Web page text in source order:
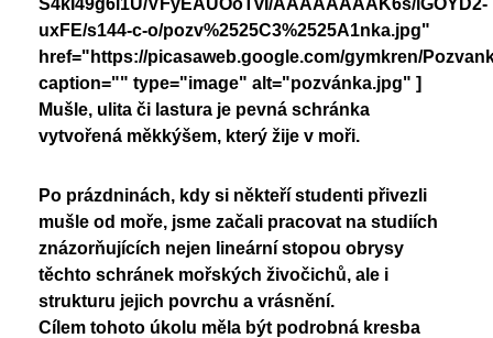
Studentský parlament
PoŠkole
GeoKecy
Křenoviny
DofE
Nadační fond
Školská rada
Vzory žádostí
Dokumenty školy
Historie školy
S4kI49g6l1U/VFyEAUOoTvI/AAAAAAAAK6s/iGOYD2-
uxFE/s144-c-o/pozv%2525C3%2525A1nka.jpg"
href="https://picasaweb.google.com/gymkren/
caption="" type="image" alt="pozvánka.jpg" ]
Mušle, ulita či lastura je pevná schránka
vytvořená měkkýšem, který žije v moři.
Po prázdninách, kdy si někteří studenti přivezli
mušle od moře, jsme začali pracovat na studiích
znázorňujících nejen lineární stopou obrysy
těchto schránek mořských živočichů, ale i
strukturu jejich povrchu a vrásnění.
Cílem tohoto úkolu měla být podrobná kresba